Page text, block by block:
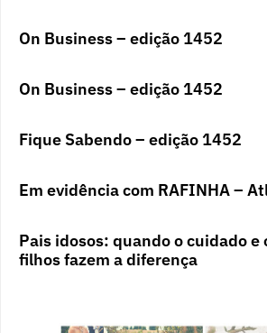
On Business – edição 1452
On Business – edição 1452
Fique Sabendo – edição 1452
Em evidência com RAFINHA –
Pais idosos: quando o cuidado e
filhos fazem a diferença